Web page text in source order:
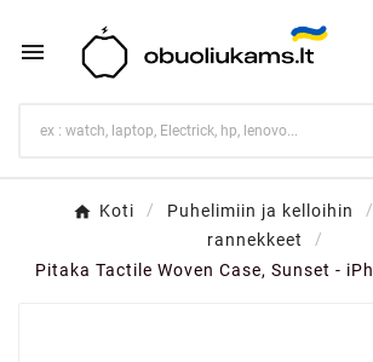

Koti Puhelimiin ja kelloihin
rannekkeet
Pitaka Tactile Woven Case, Sunset -